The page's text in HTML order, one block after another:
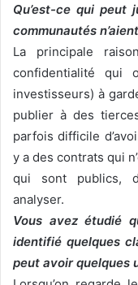
Qu’est-ce qui
communautés
La principale
confidentialité qui
investisseurs) à
publier à des
parfois difficile
y a des contrats qui
qui sont publics,
analyser.
Vous avez étudié
identifié quelques
peut avoir quelques